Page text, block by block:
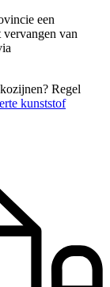
een
van
Regel
kunststof